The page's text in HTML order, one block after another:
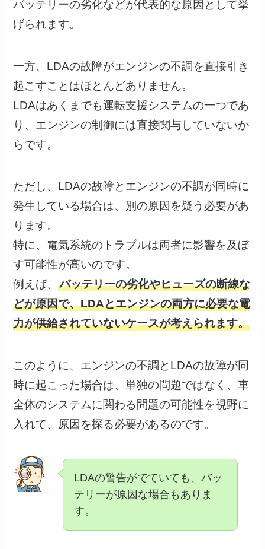
バッテリーの劣化などが代表的な原因として挙
げられます。
一方、LDAの故障がエンジンの不調を直接引き
起こすことはほとんどありません。
LDAはあくまでも運転支援システムの一つであ
り、エンジンの制御には直接関与していないか
らです。
ただし、LDAの故障とエンジンの不調が同時に
発生している場合は、別の原因を疑う必要があ
ります。
特に、電気系統のトラブルは両者に影響を及ぼ
す可能性が高いのです。
例えば、バッテリーの劣化やヒューズの断線な
どが原因で、LDAとエンジンの両方に必要な電
力が供給されていないケースが考えられます。
このように、エンジンの不調とLDAの故障が同
時に起こった場合は、単独の問題ではなく、車
全体のシステムに関わる問題の可能性を視野に
入れて、原因を探る必要があるのです。
LDAの警告がでていても、バッ
テリーが原因な場合もありま
す。